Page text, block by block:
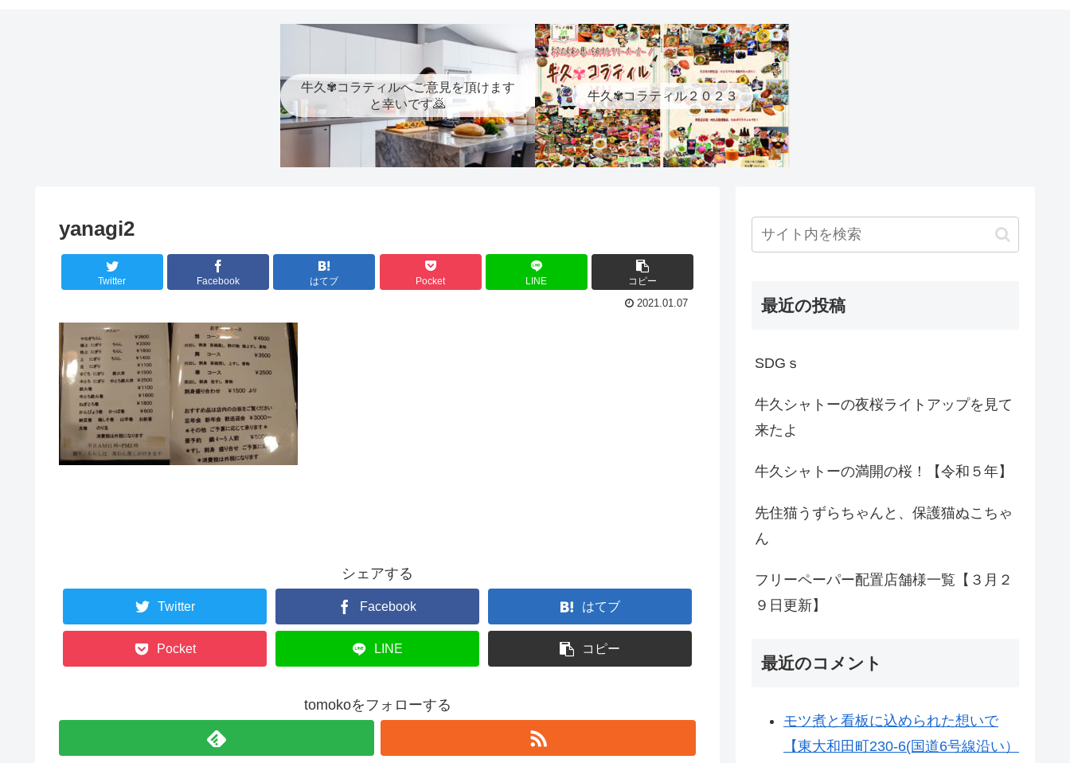
牛久✾コラティルへご意見を頂けます
と幸いです🙇
牛久✾コラティル２０２３
yanagi2
Twitter Facebook はてブ Pocket LINE コピー
2021.01.07
シェアする
Twitter Facebook はてブ
Pocket LINE コピー
tomokoをフォローする
最近の投稿
SDGｓ
牛久シャトーの夜桜ライトアップを見て
来たよ
牛久シャトーの満開の桜！【令和５年】
先住猫うずらちゃんと、保護猫ぬこちゃ
ん
フリーペーパー配置店舗様一覧【３月２
９日更新】
最近のコメント
モツ煮と看板に込められた想いで
【東大和田町230-6(国道6号線沿い）